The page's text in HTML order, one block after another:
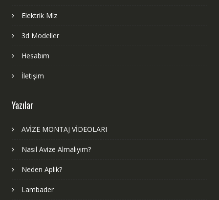
Elektrik Mlz
3d Modeller
Hesabım
İletişim
Yazılar
AVİZE MONTAJ VİDEOLARI
Nasıl Avize Almalıyım?
Neden Aplik?
Lambader